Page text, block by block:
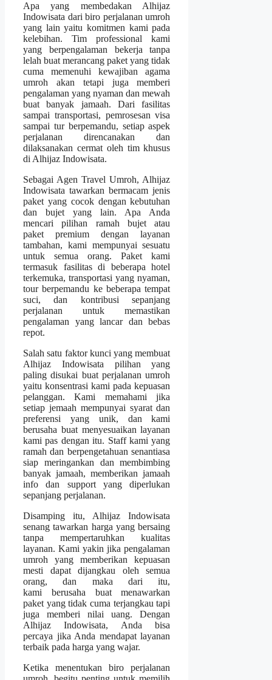
Apa yang membedakan Alhijaz
Indowisata dari biro perjalanan umroh
yang lain yaitu komitmen kami pada
kelebihan. Tim professional kami
yang berpengalaman bekerja tanpa
lelah buat merancang paket yang tidak
cuma memenuhi kewajiban agama
umroh akan tetapi juga memberi
pengalaman yang nyaman dan mewah
buat banyak jamaah. Dari fasilitas
sampai transportasi, pemrosesan visa
sampai tur berpemandu, setiap aspek
perjalanan direncanakan dan
dilaksanakan cermat oleh tim khusus
di Alhijaz Indowisata.
Sebagai Agen Travel Umroh, Alhijaz
Indowisata tawarkan bermacam jenis
paket yang cocok dengan kebutuhan
dan bujet yang lain. Apa Anda
mencari pilihan ramah bujet atau
paket premium dengan layanan
tambahan, kami mempunyai sesuatu
untuk semua orang. Paket kami
termasuk fasilitas di beberapa hotel
terkemuka, transportasi yang nyaman,
tour berpemandu ke beberapa tempat
suci, dan kontribusi sepanjang
perjalanan untuk memastikan
pengalaman yang lancar dan bebas
repot.
Salah satu faktor kunci yang membuat
Alhijaz Indowisata pilihan yang
paling disukai buat perjalanan umroh
yaitu konsentrasi kami pada kepuasan
pelanggan. Kami memahami jika
setiap jemaah mempunyai syarat dan
preferensi yang unik, dan kami
berusaha buat menyesuaikan layanan
kami pas dengan itu. Staff kami yang
ramah dan berpengetahuan senantiasa
siap meringankan dan membimbing
banyak jamaah, memberikan jamaah
info dan support yang diperlukan
sepanjang perjalanan.
Disamping itu, Alhijaz Indowisata
senang tawarkan harga yang bersaing
tanpa mempertaruhkan kualitas
layanan. Kami yakin jika pengalaman
umroh yang memberikan kepuasan
mesti dapat dijangkau oleh semua
orang, dan maka dari itu,
kami berusaha buat menawarkan
paket yang tidak cuma terjangkau tapi
juga memberi nilai uang. Dengan
Alhijaz Indowisata, Anda bisa
percaya jika Anda mendapat layanan
terbaik pada harga yang wajar.
Ketika menentukan biro perjalanan